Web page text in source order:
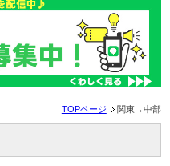
TOPページ 関東→中部